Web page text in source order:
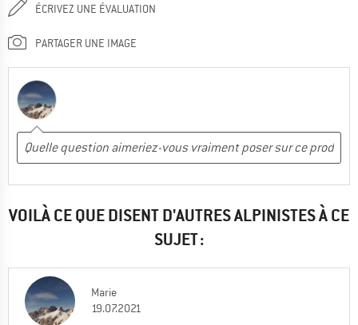
ÉCRIVEZ UNE ÉVALUATION
PARTAGER UNE IMAGE
VOILÀ CE QUE DISENT D'AUTRES ALPINISTES À CE
SUJET :
Marie
19.07.2021